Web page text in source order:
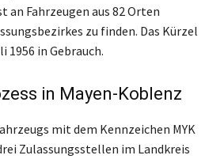
an Fahrzeugen aus 82 Orten
zu finden. Das Kürzel
1956 in Gebrauch.
in Mayen-Koblenz
mit dem Kennzeichen MYK
Zulassungsstellen im Landkreis